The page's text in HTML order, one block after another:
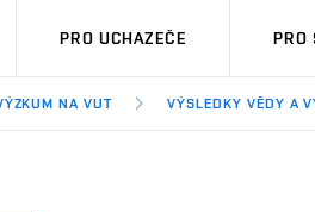
PRO UCHAZEČE PRO
NA VUT VÝSLEDKY VĚDY A